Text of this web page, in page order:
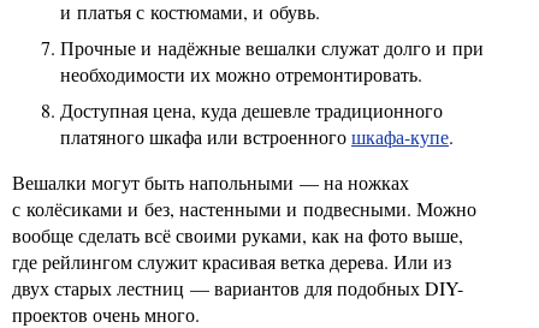
и платья с костюмами, и обувь.
Прочные и надёжные вешалки служат долго и при
необходимости их можно отремонтировать.
Доступная цена, куда дешевле традиционного
платяного шкафа или встроенногошкафа-купе.
Вешалки могут быть напольными — на ножках
с колёсиками и без, настенными и подвесными. Можно
вообще сделать всё своими руками, как на фото выше,
где рейлингом служит красивая ветка дерева. Или из
двух старых лестниц — вариантов для подобных DIY-
проектов очень много.